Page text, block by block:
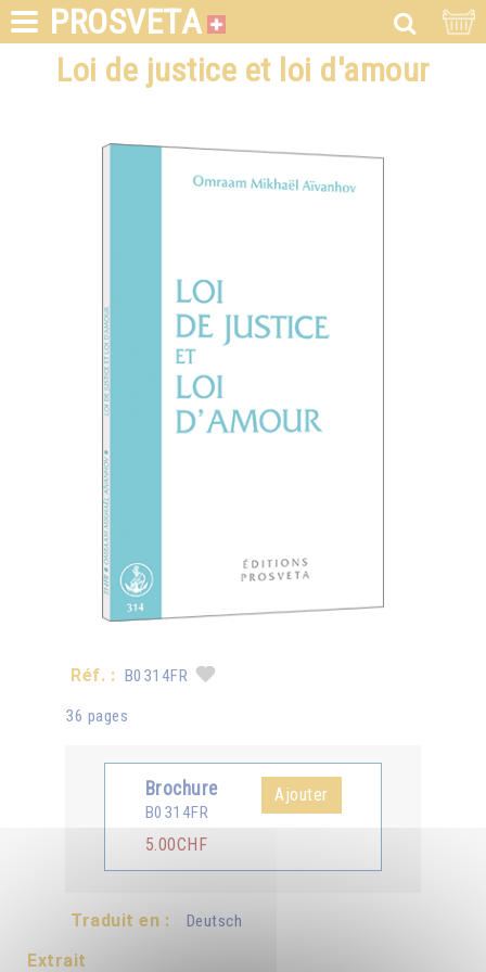
PROSVETA
Loi de justice et loi d'amour
Réf. : B0314FR
36 pages
Brochure
B0314FR
5.00CHF
Ajouter
Traduit en : Deutsch
Extrait